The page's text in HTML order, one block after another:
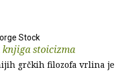
Stock
stoicizma
grčkih filozofa vrlina je